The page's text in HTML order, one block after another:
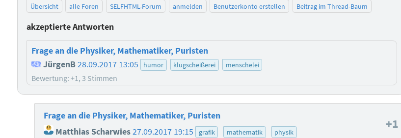
Übersicht alle Foren SELFHTML-Forum anmelden Benutzerkonto erstellen Beitrag im Thread-Baum
akzeptierte Antworten
Frage an die Physiker, Mathematiker, Puristen
JürgenB 28.09.2017 13:05 humor klugscheißerei menschelei
Bewertung: +1, 3 Stimmen
Frage an die Physiker, Mathematiker, Puristen
Matthias Scharwies27.09.2017 19:15 grafik mathematik physik
+1